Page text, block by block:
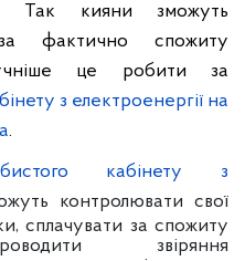
Так кияни зможуть
фактично спожиту
це робити за
з електроенергії на
.
кабінету з
контролювати свої
сплачувати за спожиту
звіряння